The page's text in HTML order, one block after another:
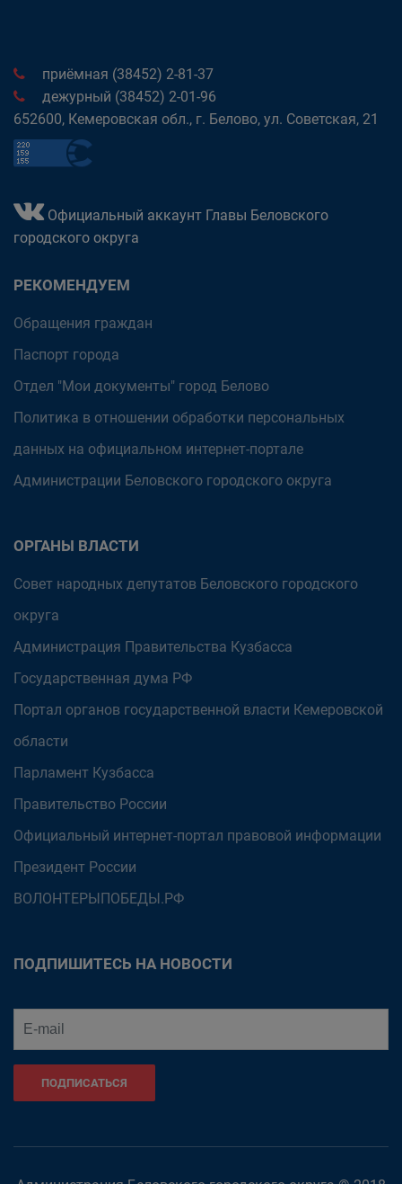
приёмная (38452) 2-81-37
дежурный (38452) 2-01-96
652600, Кемеровская обл., г. Белово, ул. Советская, 21
Официальный аккаунт Главы Беловского
городского округа
РЕКОМЕНДУЕМ
Обращения граждан
Паспорт города
Отдел "Мои документы" город Белово
Политика в отношении обработки персональных
данных на официальном интернет-портале
Администрации Беловского городского округа
ОРГАНЫ ВЛАСТИ
Совет народных депутатов Беловского городского
округа
Администрация Правительства Кузбасса
Государственная дума РФ
Портал органов государственной власти Кемеровской
области
Парламент Кузбасса
Правительство России
Официальный интернет-портал правовой информации
Президент России
ВОЛОНТЕРЫПОБЕДЫ.РФ
ПОДПИШИТЕСЬ НА НОВОСТИ
ПОДПИСАТЬСЯ